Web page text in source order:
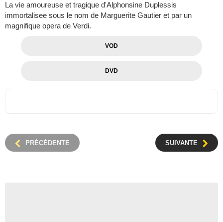
La vie amoureuse et tragique d'Alphonsine Duplessis
immortalisee sous le nom de Marguerite Gautier et par un
magnifique opera de Verdi.
VOD
DVD
PRÉCÉDENTE SUIVANTE